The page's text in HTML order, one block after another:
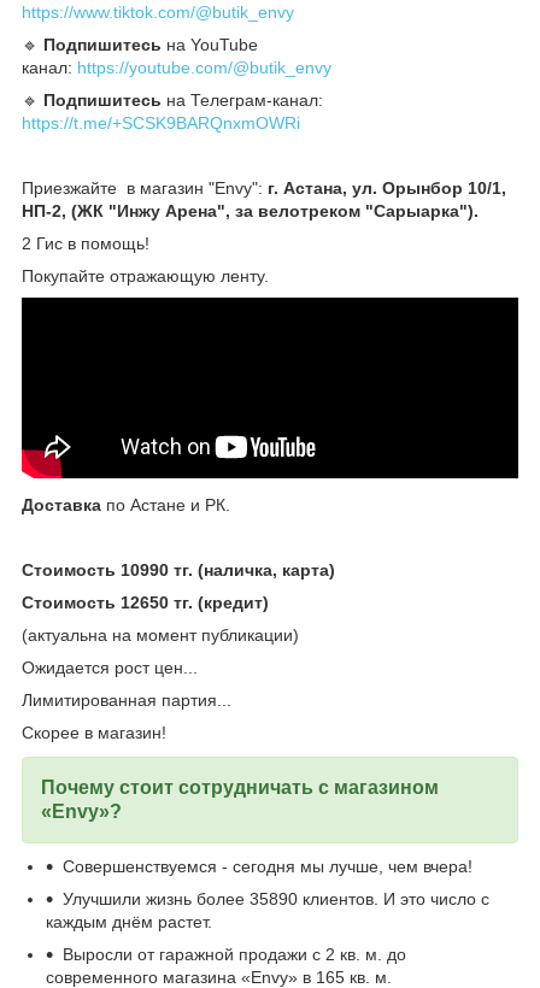
https://www.tiktok.com/@butik_envy
🔹️ Подпишитесь на YouTube
канал: https://youtube.com/@butik_envy
🔹️ Подпишитесь на Телеграм-канал:
https://t.me/+SCSK9BARQnxmOWRi
Приезжайте в магазин "Envy": г. Астана, ул. Орынбор 10/1,
НП-2, (ЖК "Инжу Арена", за велотреком "Сарыарка").
2 Гис в помощь!
Покупайте отражающую ленту.
Доставка по Астане и РК.
Стоимость 10990 тг. (наличка, карта)
Стоимость 12650 тг. (кредит)
(актуальна на момент публикации)
Ожидается рост цен...
Лимитированная партия...
Скорее в магазин!
Почему стоит сотрудничать с магазином
«Envy»?
Совершенствуемся - сегодня мы лучше, чем вчера!
Улучшили жизнь более 35890 клиентов. И это число с
каждым днём растет.
Выросли от гаражной продажи с 2 кв. м. до
современного магазина «Envy» в 165 кв. м.